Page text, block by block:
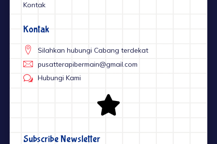
Kontak
Kontak
Silahkan hubungi Cabang terdekat
pusatterapibermain@gmail.com
Hubungi Kami
Subscribe Newsletter